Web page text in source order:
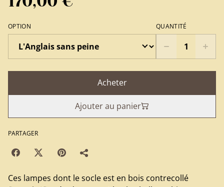
OPTION QUANTITÉ
Acheter
Ajouter au panier
PARTAGER
Ces lampes dont le socle est en bois contrecollé